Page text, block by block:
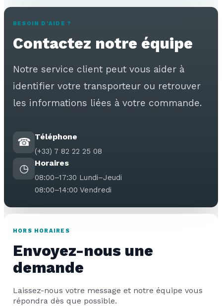
BESOIN D’AIDE ?
Contactez notre équipe
Notre service client peut vous aider à
identifier votre transporteur ou retrouver
les informations liées à votre commande.
☎ Téléphone
(+33) 7 82 22 25 08
◷ Horaires
08:00–17:30 Lundi–Jeudi
08:00–14:00 Vendredi
HORS HORAIRES
Envoyez-nous une
demande
Laissez-nous votre message et notre équipe vous
répondra dès que possible.